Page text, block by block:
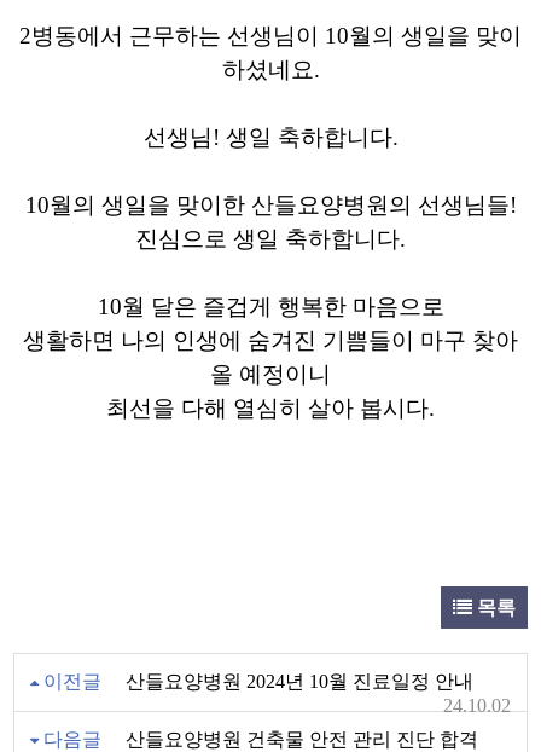
2병동에서 근무하는 선생님이 10월의 생일을 맞이
하셨네요.
선생님! 생일 축하합니다.
10월의 생일을 맞이한 산들요양병원의 선생님들!
진심으로 생일 축하합니다.
10월 달은 즐겁게 행복한 마음으로
생활하면 나의 인생에 숨겨진 기쁨들이 마구 찾아
올 예정이니
최선을 다해 열심히 살아 봅시다.
목록
이전글
산들요양병원 2024년 10월 진료일정 안내
24.10.02
다음글
산들요양병원 건축물 안전 관리 진단 합격